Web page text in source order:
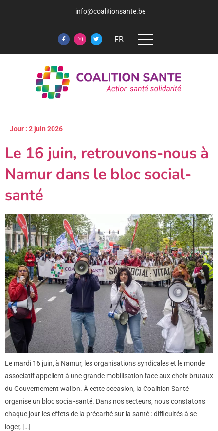
info@coalitionsante.be
FR
Jour : 2 juin 2026
Le 16 juin, retrouvons-nous à
Namur dans le bloc social-
santé
Le mardi 16 juin, à Namur, les organisations syndicales et le monde
associatif appellent à une grande mobilisation face aux choix brutaux
du Gouvernement wallon. À cette occasion, la Coalition Santé
organise un bloc social-santé. Dans nos secteurs, nous constatons
chaque jour les effets de la précarité sur la santé : difficultés à se
loger, […]